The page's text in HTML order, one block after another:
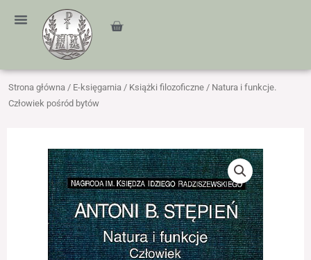
treści
Cart
Strona główna / E-księgarnia / Książki filozoficzne / Natura i funkcje.
Człowiek pośród bytów